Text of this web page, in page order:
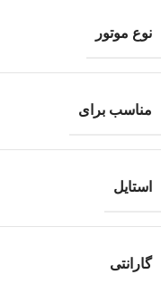
نوع موتور
مناسب برای
استایل
گارانتی